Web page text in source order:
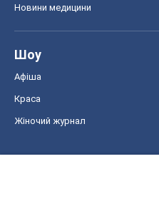
Новини медицини
Шоу
Афіша
Краса
Жіночий журнал